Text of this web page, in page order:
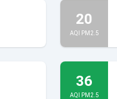
20
AQI PM2.5
36
AQI PM2.5